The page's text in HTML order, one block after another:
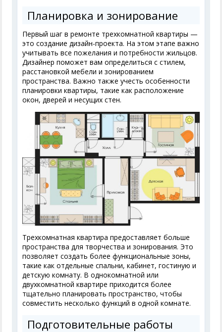
Планировка и зонирование
Первый шаг в ремонте трехкомнатной квартиры —
это создание дизайн-проекта. На этом этапе важно
учитывать все пожелания и потребности жильцов.
Дизайнер поможет вам определиться с стилем,
расстановкой мебели и зонированием
пространства. Важно также учесть особенности
планировки квартиры, такие как расположение
окон, дверей и несущих стен.
Трехкомнатная квартира предоставляет больше
пространства для творчества и зонирования. Это
позволяет создать более функциональные зоны,
такие как отдельные спальни, кабинет, гостиную и
детскую комнату. В однокомнатной или
двухкомнатной квартире приходится более
тщательно планировать пространство, чтобы
совместить несколько функций в одной комнате.
Подготовительные работы